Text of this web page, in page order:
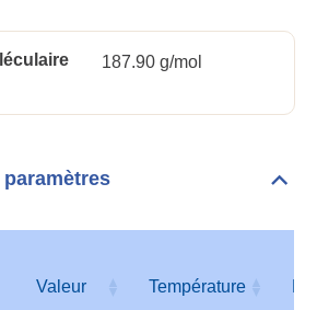
187.90 g/mol
Valeur Température